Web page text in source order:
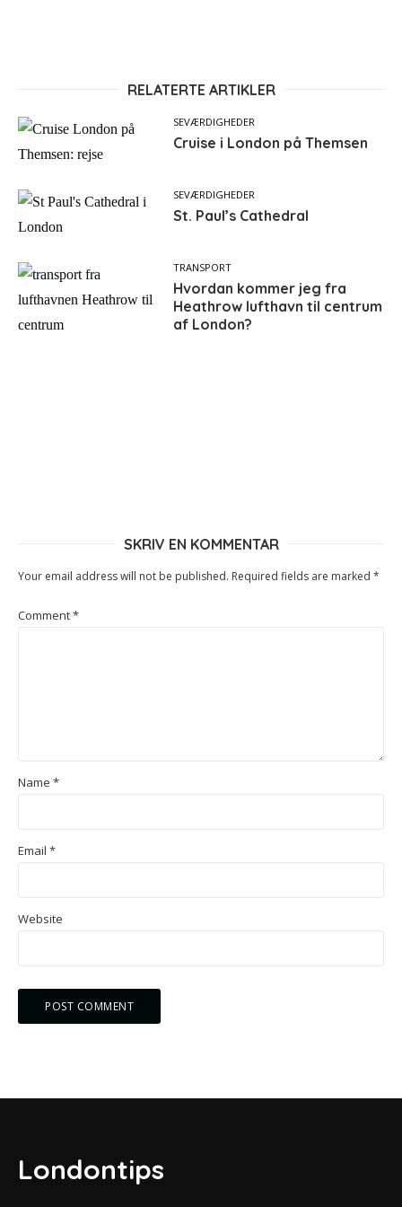
RELATERTE ARTIKLER
SEVÆRDIGHEDER
Cruise i London på Themsen
SEVÆRDIGHEDER
St. Paul’s Cathedral
TRANSPORT
Hvordan kommer jeg fra
Heathrow lufthavn til centrum
af London?
SKRIV EN KOMMENTAR
Your email address will not be published. Required fields are marked *
Comment*
Name *
Email *
Website
Londontips